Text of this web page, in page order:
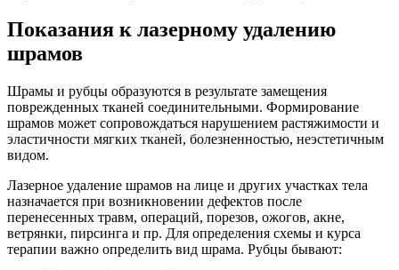
Показания к лазерному удалению
шрамов
Шрамы и рубцы образуются в результате замещения
поврежденных тканей соединительными. Формирование
шрамов может сопровождаться нарушением растяжимости и
эластичности мягких тканей, болезненностью, неэстетичным
видом.
Лазерное удаление шрамов на лице и других участках тела
назначается при возникновении дефектов после
перенесенных травм, операций, порезов, ожогов, акне,
ветрянки, пирсинга и пр. Для определения схемы и курса
терапии важно определить вид шрама. Рубцы бывают: